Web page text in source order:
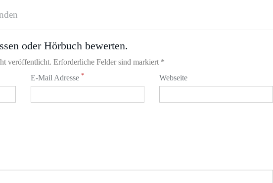
oder Hörbuch bewerten.
veröffentlicht. Erforderliche Felder sind markiert *
E-Mail Adresse * Webseite